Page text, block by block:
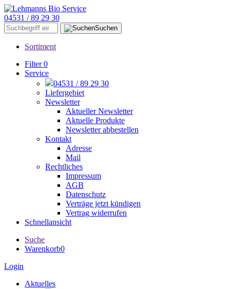
04531 / 89 29 30
Suchen
Sortiment
Filter 0
Service
04531 / 89 29 30
Liefergebiet
Newsletter
Aktueller Newsletter
Aktuelle Produkte
Newsletter abbestellen
Kontakt
Adresse
Mail
Rechtliches
Impressum
AGB
Datenschutz
Verträge jetzt kündigen
Vertrag widerrufen
Schnellansicht
Suche
Warenkorb0
Login
Aktuelles